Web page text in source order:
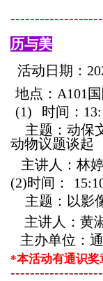
历与美
活动日期：
地点： A101
(1) 时间：
主题： 动保
动物议题谈起
主讲人： 林
(2)时间：
主题： 以影
主讲人： 黄
主办单位：
*本活动有通识奖